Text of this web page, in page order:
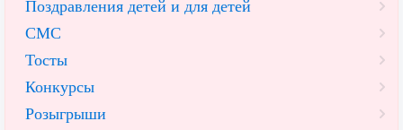
Поздравления детей и для детей
СМС
Тосты
Конкурсы
Розыгрыши